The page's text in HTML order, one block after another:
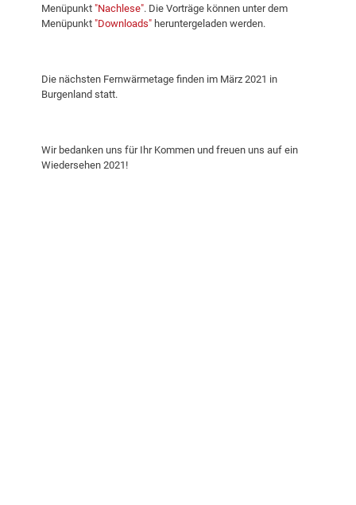
Menüpunkt "Nachlese". Die Vorträge können unter dem
Menüpunkt "Downloads" heruntergeladen werden.
Die nächsten Fernwärmetage finden im März 2021 in
Burgenland statt.
Wir bedanken uns für Ihr Kommen und freuen uns auf ein
Wiedersehen 2021!